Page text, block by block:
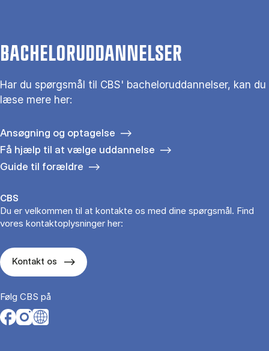
BACHELORUDDANNELSER
Har du spørgsmål til CBS' bacheloruddannelser, kan du
læse mere her:
Ansøgning og optagelse
Få hjælp til at vælge uddannelse
Guide til forældre
CBS
Du er velkommen til at kontakte os med dine spørgsmål. Find
vores kontaktoplysninger her:
Kontakt os
Følg CBS på
Opens in a new tab
Opens in a new tab
Opens in a new tab